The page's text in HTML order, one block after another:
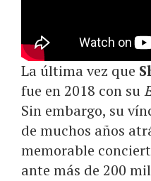
La última vez que
fue en 2018 con su
Sin embargo, su
de muchos años
memorable
ante más de 200